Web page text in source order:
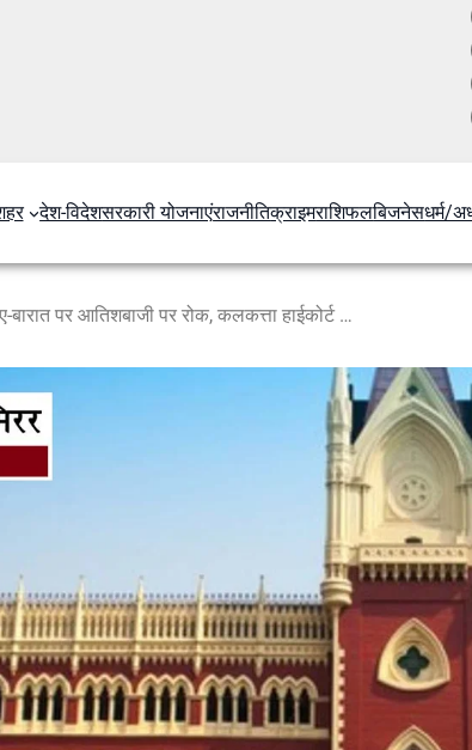
देश-विदेशसरकारी योजनाएंराजनीतिक्राइमराशिफलबिजनेसधर्म/
बंगाल में शब-ए-बारात पर आतिशबाजी पर रोक, कलकत्ता हाईकोर्ट का सख्त आदेश